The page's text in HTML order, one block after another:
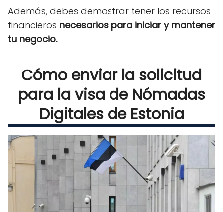
Además, debes demostrar tener los recursos
financieros necesarios para iniciar y mantener
tu negocio.
Cómo enviar la solicitud
para la visa de Nómadas
Digitales de Estonia